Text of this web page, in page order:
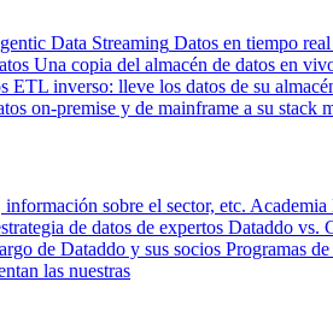
Data Streaming Datos en tiempo
Una copia del almacén de datos en
ETL inverso: lleve los datos de su
on-premise y de mainframe a su stack
sobre el sector, etc. Academia
de datos de expertos Dataddo vs.
de Dataddo y sus socios Programas
las nuestras